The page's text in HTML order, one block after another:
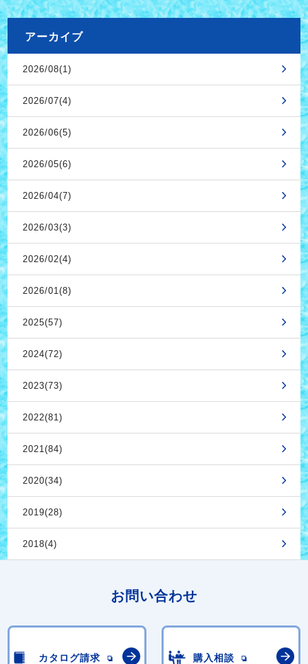
アーカイブ
2026/08(1)
2026/07(4)
2026/06(5)
2026/05(6)
2026/04(7)
2026/03(3)
2026/02(4)
2026/01(8)
2025(57)
2024(72)
2023(73)
2022(81)
2021(84)
2020(34)
2019(28)
2018(4)
お問い合わせ
カタログ請求 購入相談